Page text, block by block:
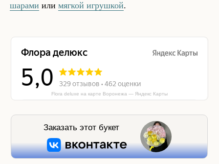
шарами или мягкой игрушкой.
Flora deluxe на карте Воронежа — Яндекс Карты
Заказать этот букет